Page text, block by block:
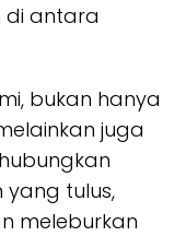
di antara
bukan hanya
juga
tulus,
meleburkan